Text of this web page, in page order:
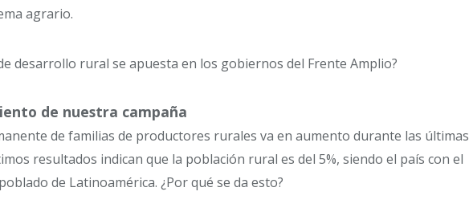
agrario.
desarrollo rural se apuesta en los gobiernos del Frente Amplio?
de nuestra campaña
de familias de productores rurales va en aumento durante las últimas
resultados indican que la población rural es del 5%, siendo el país con el
de Latinoamérica. ¿Por qué se da esto?